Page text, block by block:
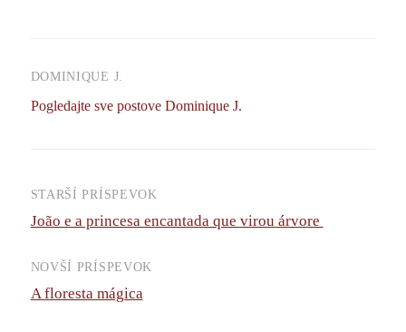
DOMINIQUE J.
Pogledajte sve postove Dominique J.
Navigácia
príspevkov
STARŠÍ PRÍSPEVOK
João e a princesa encantada que virou árvore
NOVŠÍ PRÍSPEVOK
A floresta mágica